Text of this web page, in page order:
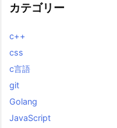
カテゴリー
c++
css
c言語
git
Golang
JavaScript